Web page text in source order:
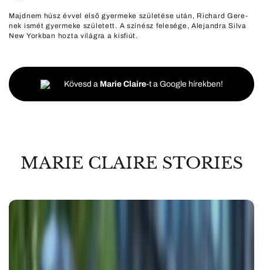
Majdnem húsz évvel első gyermeke születése után, Richard Gere-
nek ismét gyermeke született. A színész felesége, Alejandra Silva
New Yorkban hozta világra a kisfiút.
Kövesd a Marie Claire-t a Google hírekben!
MARIE CLAIRE STORIES